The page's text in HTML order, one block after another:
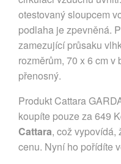
otestovaný sloupcem
podlaha je zpevněná.
zamezující průsaku
rozměrům, 70 x 6 cm
přenosný.
Produkt Cattara
koupíte pouze za 649
Cattara, což vypovídá,
cenu. Nyní ho pořídíte